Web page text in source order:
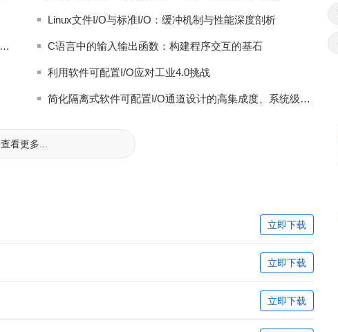
Linux文件I/O与标准I/O：缓冲机制与性能深度剖析
浪潮信息AS13000G7荣获MLPerf™ AI存储基准测试五项性能全球第一 C语言中的输入输出函数：构建程序交互的基石
利用软件可配置I/O应对工业4.0挑战
简化隔离式软件可配置I/O通道设计的高集成度、系统级方法
查看更多...
立即下载
立即下载
立即下载